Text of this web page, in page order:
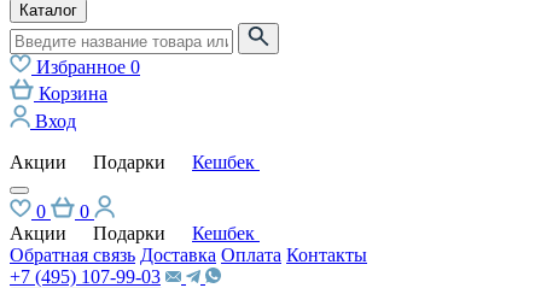
Каталог
Избранное 0
Корзина
Вход
Акции
Подарки Кешбек
0
0
Акции
Подарки
Кешбек
Обратная связь Доставка Оплата Контакты
+7 (495) 107-99-03